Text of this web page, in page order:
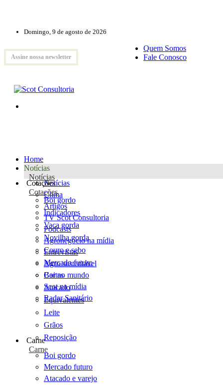
Domingo, 9 de agosto de 2026
Assine nossa newsletter
Quem Somos
Fale Conosco
Home
Notícias
Notícias
Notícias
Clima
Artigos
TV Scot Consultoria
Podcasts
Agronegócio na mídia
Entrevistas
Agro sustentável
Cartas
Scot na mídia
Radar Sanitário
Cotações
Cotações
Boi gordo
Indicadores
Vaca gorda
Novilha gorda
Couro e sebo
Mercado futuro
Boi no mundo
Atacado
Equivalentes
Leite
Grãos
Reposição
Carne
Carne
Boi gordo
Mercado futuro
Atacado e varejo